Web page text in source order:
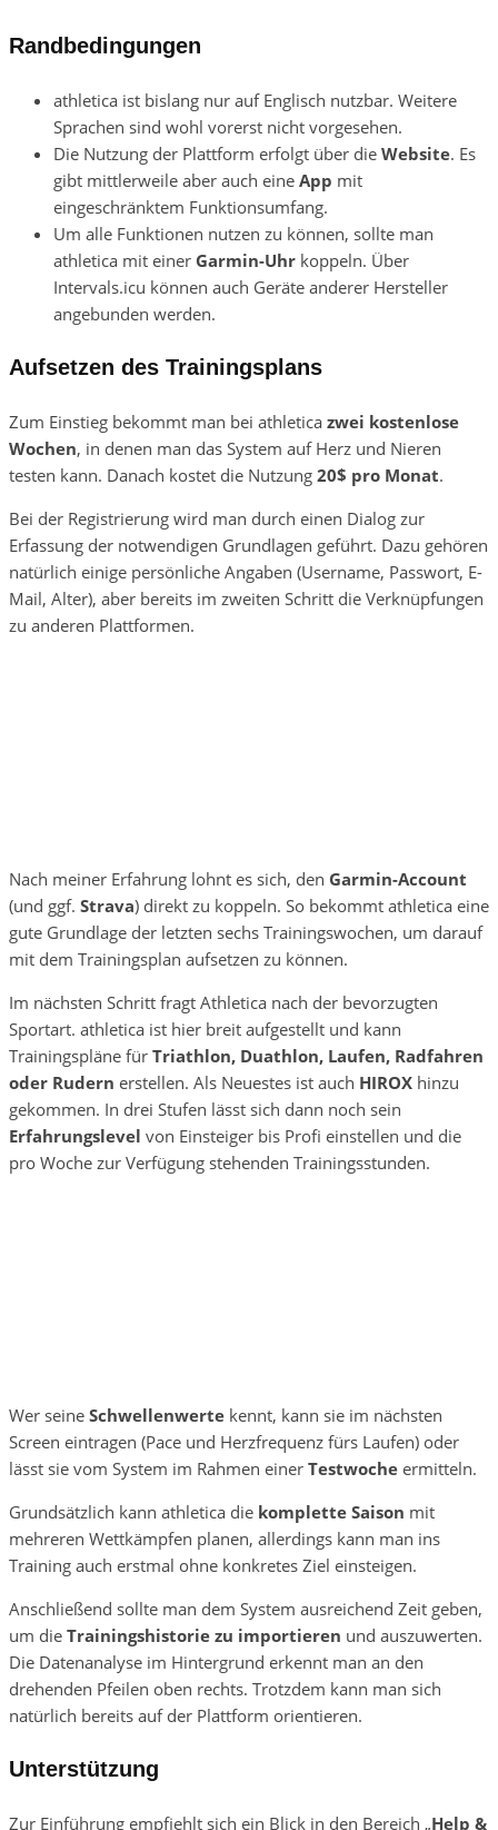
Randbedingungen
athletica ist bislang nur auf Englisch nutzbar. Weitere
Sprachen sind wohl vorerst nicht vorgesehen.
Die Nutzung der Plattform erfolgt über die Website. Es
gibt mittlerweile aber auch eine App mit
eingeschränktem Funktionsumfang.
Um alle Funktionen nutzen zu können, sollte man
athletica mit einer Garmin-Uhr koppeln. Über
Intervals.icu können auch Geräte anderer Hersteller
angebunden werden.
Aufsetzen des Trainingsplans
Zum Einstieg bekommt man bei athletica zwei kostenlose
Wochen, in denen man das System auf Herz und Nieren
testen kann. Danach kostet die Nutzung 20$ pro Monat.
Bei der Registrierung wird man durch einen Dialog zur
Erfassung der notwendigen Grundlagen geführt. Dazu gehören
natürlich einige persönliche Angaben (Username, Passwort, E-
Mail, Alter), aber bereits im zweiten Schritt die Verknüpfungen
zu anderen Plattformen.
Nach meiner Erfahrung lohnt es sich, den Garmin-Account
(und ggf. Strava) direkt zu koppeln. So bekommt athletica eine
gute Grundlage der letzten sechs Trainingswochen, um darauf
mit dem Trainingsplan aufsetzen zu können.
Im nächsten Schritt fragt Athletica nach der bevorzugten
Sportart. athletica ist hier breit aufgestellt und kann
Trainingspläne für Triathlon, Duathlon, Laufen, Radfahren
oder Rudern erstellen. Als Neuestes ist auch HIROX hinzu
gekommen. In drei Stufen lässt sich dann noch sein
Erfahrungslevel von Einsteiger bis Profi einstellen und die
pro Woche zur Verfügung stehenden Trainingsstunden.
Wer seine Schwellenwerte kennt, kann sie im nächsten
Screen eintragen (Pace und Herzfrequenz fürs Laufen) oder
lässt sie vom System im Rahmen einer Testwoche ermitteln.
Grundsätzlich kann athletica die komplette Saison mit
mehreren Wettkämpfen planen, allerdings kann man ins
Training auch erstmal ohne konkretes Ziel einsteigen.
Anschließend sollte man dem System ausreichend Zeit geben,
um die Trainingshistorie zu importieren und auszuwerten.
Die Datenanalyse im Hintergrund erkennt man an den
drehenden Pfeilen oben rechts. Trotzdem kann man sich
natürlich bereits auf der Plattform orientieren.
Unterstützung
Zur Einführung empfiehlt sich ein Blick in den Bereich „Help &